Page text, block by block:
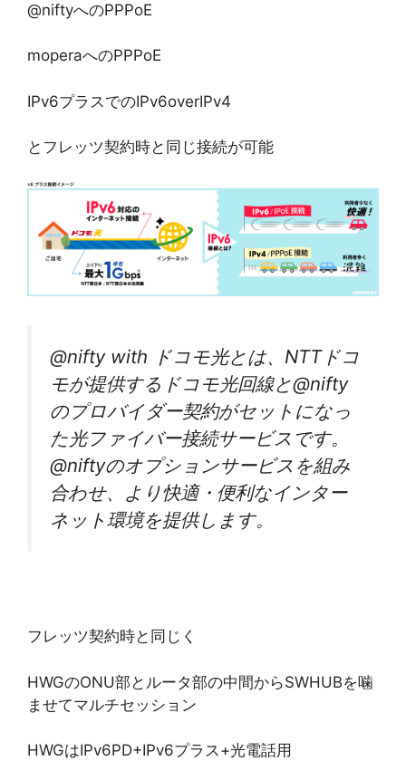
@niftyへのPPPoE
moperaへのPPPoE
IPv6プラスでのIPv6overIPv4
とフレッツ契約時と同じ接続が可能
@nifty with ドコモ光とは、NTTドコ
モが提供するドコモ光回線と@nifty
のプロバイダー契約がセットになっ
た光ファイバー接続サービスです。
@niftyのオプションサービスを組み
合わせ、より快適・便利なインター
ネット環境を提供します。
フレッツ契約時と同じく
HWGのONU部とルータ部の中間からSWHUBを噛
ませてマルチセッション
HWGはIPv6PD+IPv6プラス+光電話用